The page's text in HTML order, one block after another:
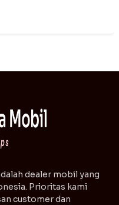
dealer mobil yang
Prioritas kami
customer dan